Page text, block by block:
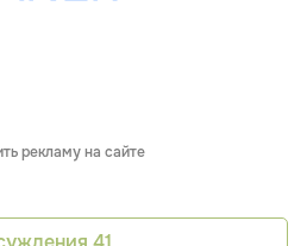
рекламу на сайте